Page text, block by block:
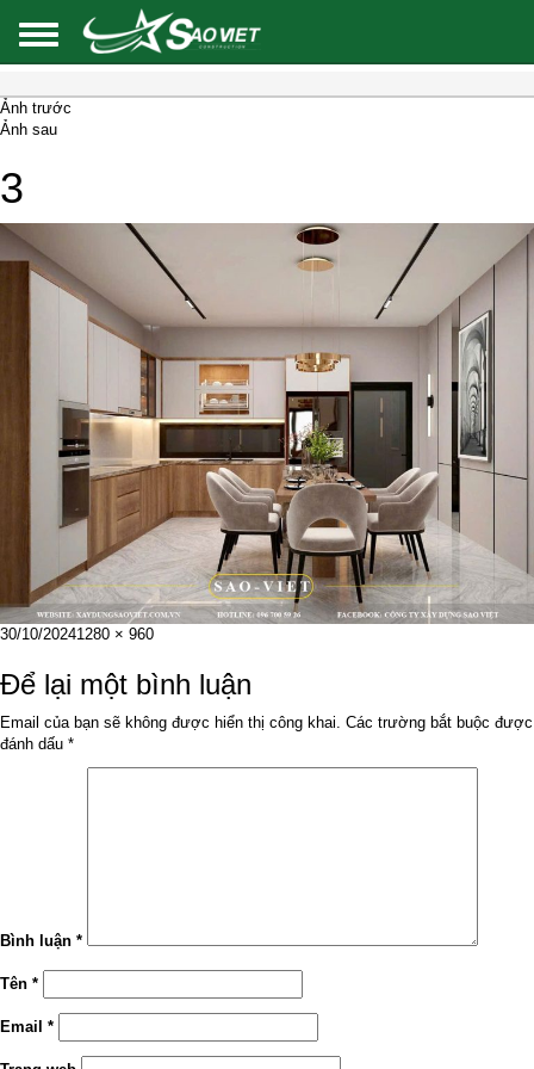
Ảnh trước
Ảnh sau
3
Đăng
ngày
30/10/2024Kích
đầy
đủ
1280 × 960
Để lại một bình luận
Email của bạn sẽ không được hiển thị công khai. Các trường bắt buộc được
đánh dấu *
Bình luận *
Tên *
Email *